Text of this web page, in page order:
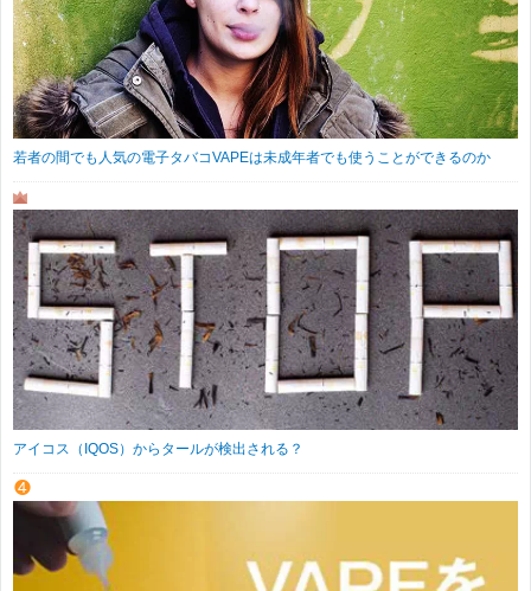
若者の間でも人気の電子タバコVAPEは未成年者でも使うことができるのか
アイコス（IQOS）からタールが検出される？